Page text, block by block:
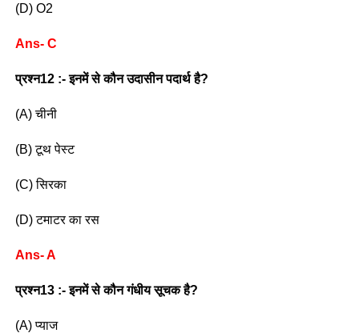
(D) O2
Ans- C
प्रश्न12 :- इनमें से कौन उदासीन पदार्थ है?
(A) चीनी
(B) टूथ पेस्ट
(C) सिरका
(D) टमाटर का रस
Ans- A
प्रश्न13 :- इनमें से कौन गंधीय सूचक है?
(A) प्याज